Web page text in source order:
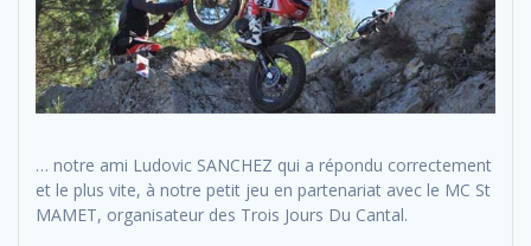
… notre ami Ludovic SANCHEZ qui a répondu correctement
et le plus vite, à notre petit jeu en partenariat avec le MC St
MAMET, organisateur des Trois Jours Du Cantal.